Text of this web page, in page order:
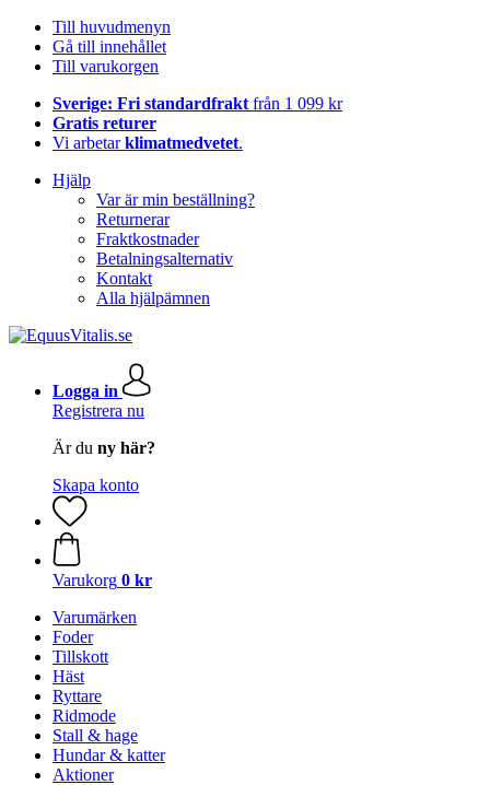
Till huvudmenyn
Gå till innehållet
Till varukorgen
Sverige: Fri standardfrakt från 1 099 kr
Gratis returer
Vi arbetarklimatmedvetet.
Hjälp
Var är min beställning?
Returnerar
Fraktkostnader
Betalningsalternativ
Kontakt
Alla hjälpämnen
Logga in
Registrera nu
Är du ny här?
Skapa konto
Varukorg 0 kr
Varumärken
Foder
Tillskott
Häst
Ryttare
Ridmode
Stall & hage
Hundar & katter
Aktioner